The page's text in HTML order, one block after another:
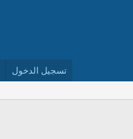
تسجيل الدخول